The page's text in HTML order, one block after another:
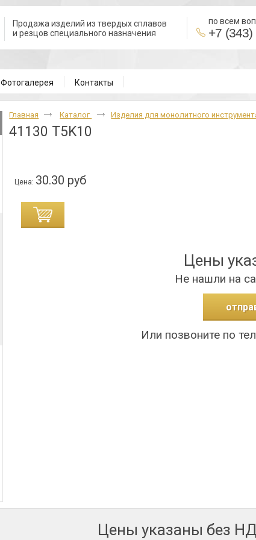
Продажа изделий из твердых сплавов
и резцов специального назначения
по всем
+7
Фотогалерея Контакты
Главная Каталог Изделия для монолитного
41130 T5K10
Цена: 30.30 руб
Цены
Не нашли на
Или позвоните по
Цены указаны без